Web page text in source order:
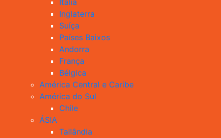
Itália
Inglaterra
Suíça
Países Baixos
Andorra
França
Bélgica
América Central e Caribe
América do Sul
Chile
ÁSIA
Tailândia